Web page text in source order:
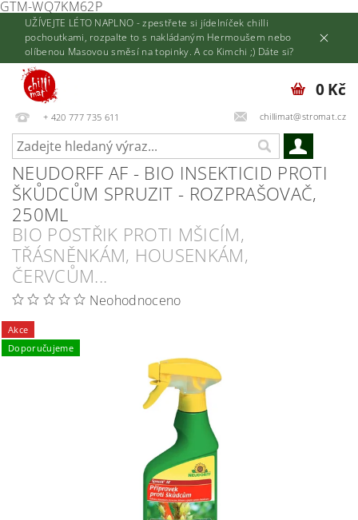
GTM-WQ7KM62P
UŽÍVEJTE LÉTO NAPLNO - zpestřete si jídelníček chilli
pochoutkami, rozpalte to s nakládaným Hermoušem nebo
olíbenou Masovou směsí na topinky. A co Kimchi ;) Dáte si?
+ 420 777 735 611 chillimat@stromat.cz
0 Kč
NEUDORFF AF - BIO INSEKTICID PROTI
ŠKŮDCŮM SPRUZIT - ROZPRAŠOVAČ,
250ML
BIO POSTŘIK PROTI MŠICÍM,
TŘÁSNĚNKÁM, HOUSENKÁM,
ČERVCŮM...
Neohodnoceno
Akce
Doporučujeme